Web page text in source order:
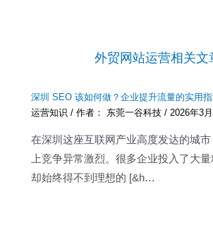
外贸网站运营相关文
深圳 SEO 该如何做？企业提升流量的实用
运营知识 / 作者： 东莞一谷科技/2026年3
在深圳这座互联网产业高度发达的城
上竞争异常激烈。很多企业投入了大量
却始终得不到理想的 [&h…